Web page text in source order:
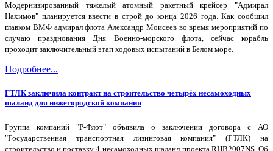
Модернизированный тяжелый атомный ракетный крейсер "Адмирал
Нахимов" планируется ввести в строй до конца 2026 года. Как сообщил
главком ВМФ адмирал флота Александр Моисеев во время мероприятий по
случаю празднования Дня Военно-морского флота, сейчас корабль
проходит заключительный этап ходовых испытаний в Белом море.
Подробнее...
ГТЛК заключила контракт на строительство четырёх несамоходных
шаланд для нижегородской компании
Группа компаний "Р-Флот" объявила о заключении договора с АО
"Государственная транспортная лизинговая компания" (ГТЛК) на
строительство и поставку 4 несамоходных шаланд проекта RHB2007NS. Об